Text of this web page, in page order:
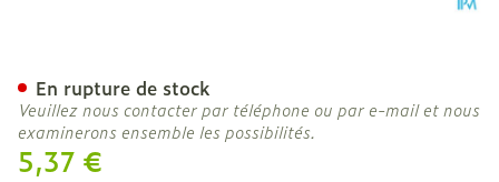
5,37 €
En rupture de stock
Veuillez nous contacter par téléphone ou par e-mail et nous
examinerons ensemble les possibilités.